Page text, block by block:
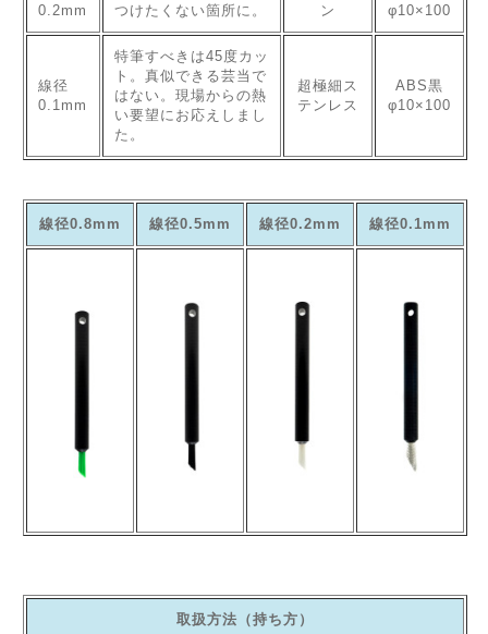
0.2mm
つけたくない箇所に。
ン
φ10×100
線径
0.1mm
特筆すべきは45度カッ
ト。真似できる芸当で
はない。現場からの熱
い要望にお応えしまし
た。
超極細ス
テンレス
ABS黒
φ10×100
線径0.8mm 線径0.5mm 線径0.2mm 線径0.1mm
取扱方法（持ち方）